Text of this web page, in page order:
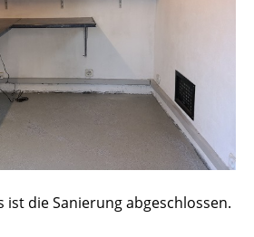
ist die Sanierung abgeschlossen.